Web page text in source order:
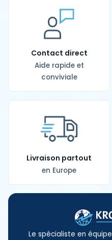
Contact direct
Aide rapide et
conviviale
Livraison partout
en Europe
Le spécialiste en